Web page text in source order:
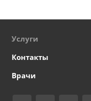
Услуги
Контакты
Врачи